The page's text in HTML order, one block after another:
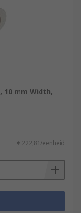
10 mm Width,
€ 222,81/eenheid